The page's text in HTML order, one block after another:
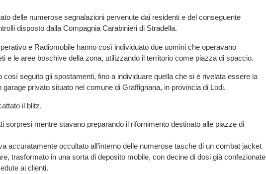
delle numerose segnalazioni pervenute dai residenti e del conseguente
disposto dalla Compagnia Carabinieri di Stradella.
e Radiomobile hanno così individuato due uomini che operavano
e le aree boschive della zona, utilizzando il territorio come piazza di spaccio.
così seguito gli spostamenti, fino a individuare quella che si è rivelata essere la
garage privato situato nel comune di Graffignana, in provincia di Lodi.
il blitz.
sorpresi mentre stavano preparando il rifornimento destinato alle piazze di
accuratamente occultato all’interno delle numerose tasche di un combat jacket
trasformato in una sorta di deposito mobile, con decine di dosi già confezionate
ai clienti.